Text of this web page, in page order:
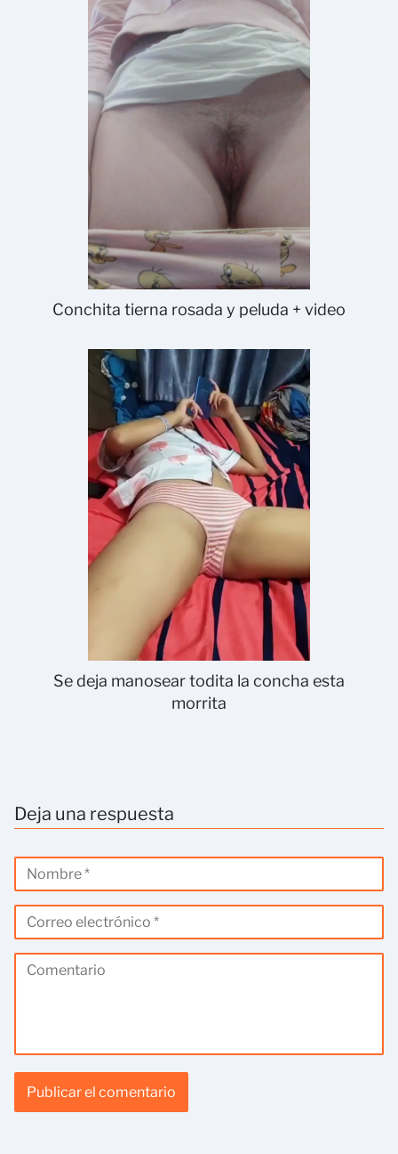
Conchita tierna rosada y peluda + video
Se deja manosear todita la concha esta
morrita
Deja una respuesta